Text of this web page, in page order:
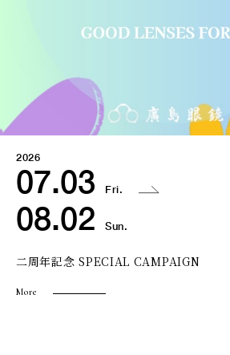
2026
07.03 Fri.
08.02 Sun.
二周年記念 SPECIAL CAMPAIGN
More